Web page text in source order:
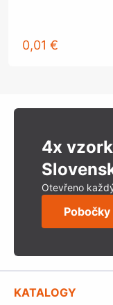
0,01 €
4x
Otevřeno
Pobočky
KATALOGY